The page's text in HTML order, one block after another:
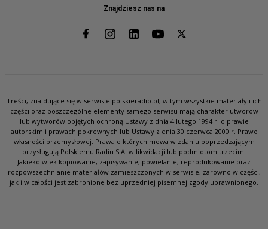
Znajdziesz nas na
Treści, znajdujące się w serwisie polskieradio.pl, w tym wszystkie materiały i ich
części oraz poszczególne elementy samego serwisu mają charakter utworów
lub wytworów objętych ochroną Ustawy z dnia 4 lutego 1994 r. o prawie
autorskim i prawach pokrewnych lub Ustawy z dnia 30 czerwca 2000 r. Prawo
własności przemysłowej. Prawa o których mowa w zdaniu poprzedzającym
przysługują Polskiemu Radiu S.A. w likwidacji lub podmiotom trzecim.
Jakiekolwiek kopiowanie, zapisywanie, powielanie, reprodukowanie oraz
rozpowszechnianie materiałów zamieszczonych w serwisie, zarówno w części,
jak i w całości jest zabronione bez uprzedniej pisemnej zgody uprawnionego.